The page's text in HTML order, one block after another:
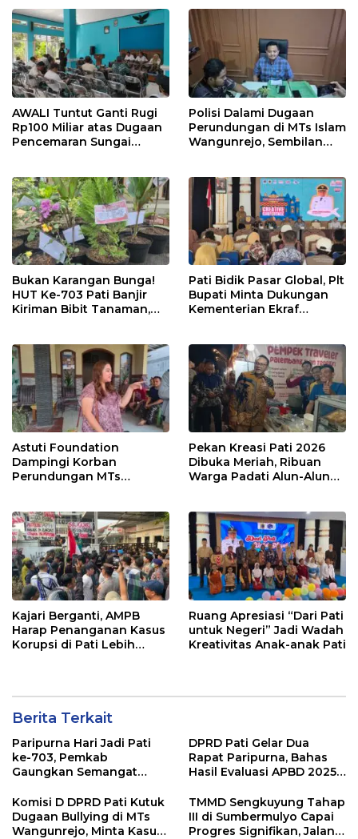
AWALI Tuntut Ganti Rugi
Rp100 Miliar atas Dugaan
Pencemaran Sungai
Polisi Dalami Dugaan
Perundungan di MTs Islam
Wangunrejo, Sembilan
Bukan Karangan Bunga!
HUT Ke-703 Pati Banjir
Kiriman Bibit Tanaman,
Pati Bidik Pasar Global, Plt
Bupati Minta Dukungan
Kementerian Ekraf
Astuti Foundation
Dampingi Korban
Perundungan MTs
Sekolah Berbasis Agama
Pekan Kreasi Pati 2026
Dibuka Meriah, Ribuan
Warga Padati Alun-Alun
Kajari Berganti, AMPB
Harap Penanganan Kasus
Korupsi di Pati Lebih
Ruang Apresiasi “Dari Pati
untuk Negeri” Jadi Wadah
Kreativitas Anak-anak Pati
Berita Terkait
Paripurna Hari Jadi Pati
ke-703, Pemkab
Gaungkan Semangat
Mbangun Kamajengan”
DPRD Pati Gelar Dua
Rapat Paripurna, Bahas
Hasil Evaluasi APBD 2025
2026
Komisi D DPRD Pati Kutuk
Dugaan Bullying di MTs
Wangunrejo, Minta Kasus
TMMD Sengkuyung Tahap
III di Sumbermulyo Capai
Progres Signifikan, Jalan